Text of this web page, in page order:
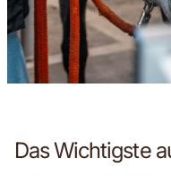
Das Wichtigste